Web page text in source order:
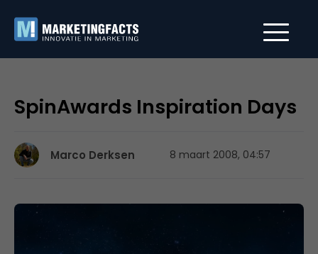
SpinAwards Inspiration Days
Marco Derksen 8 maart 2008, 04:57